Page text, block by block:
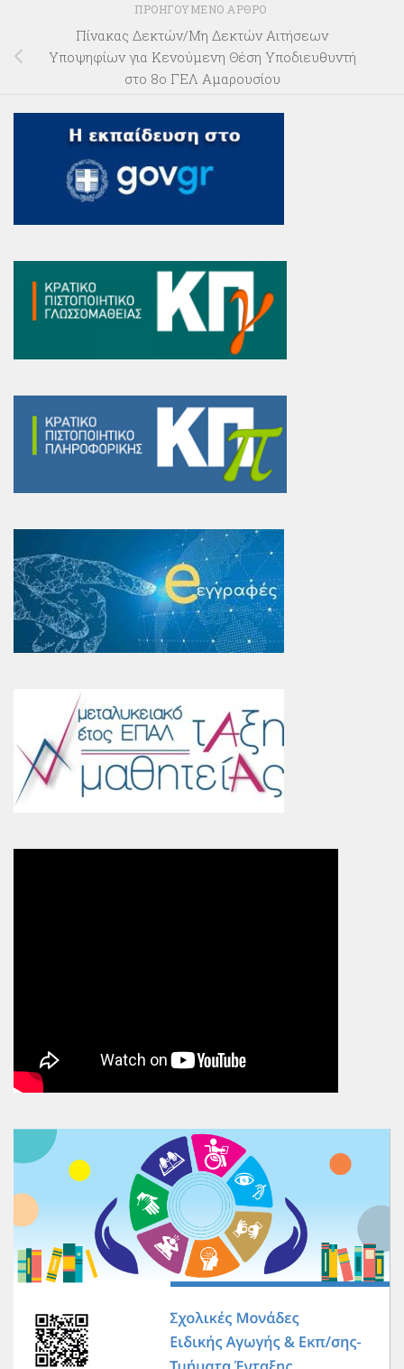
ΠΡΟΗΓΟΎΜΕΝΟ ΆΡΘΡΟ
Πίνακας Δεκτών/Μη Δεκτών Αιτήσεων
Υποψηφίων για Κενούμενη Θέση Υποδιευθυντή
στο 8ο ΓΕΛ Αμαρουσίου